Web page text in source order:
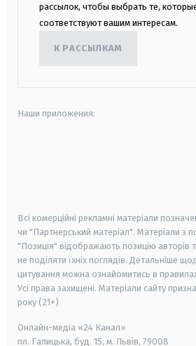
рассылок, чтобы выбрать те,
соответствуют вашим интересам.
К РАССЫЛКАМ
Наши приложения:
Всі комерційні рекламні матеріали
чи "Партнерський матеріал". Матеріали з
"Позиція" відображають позицію авторів
не поділяти їхніх поглядів. Детальніше
цитування можна ознайомитись в
Усі права захищені. Матеріали сайту
року (21+)
Онлайн-медіа «24 Канал»
пл. Галицька, буд. 15, м. Львів, 79008